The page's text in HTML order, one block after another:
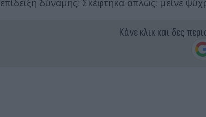
επίδειξη δύναμης; Σκέφτηκα απλώς: μείνε
Κάνε κλικ και δες